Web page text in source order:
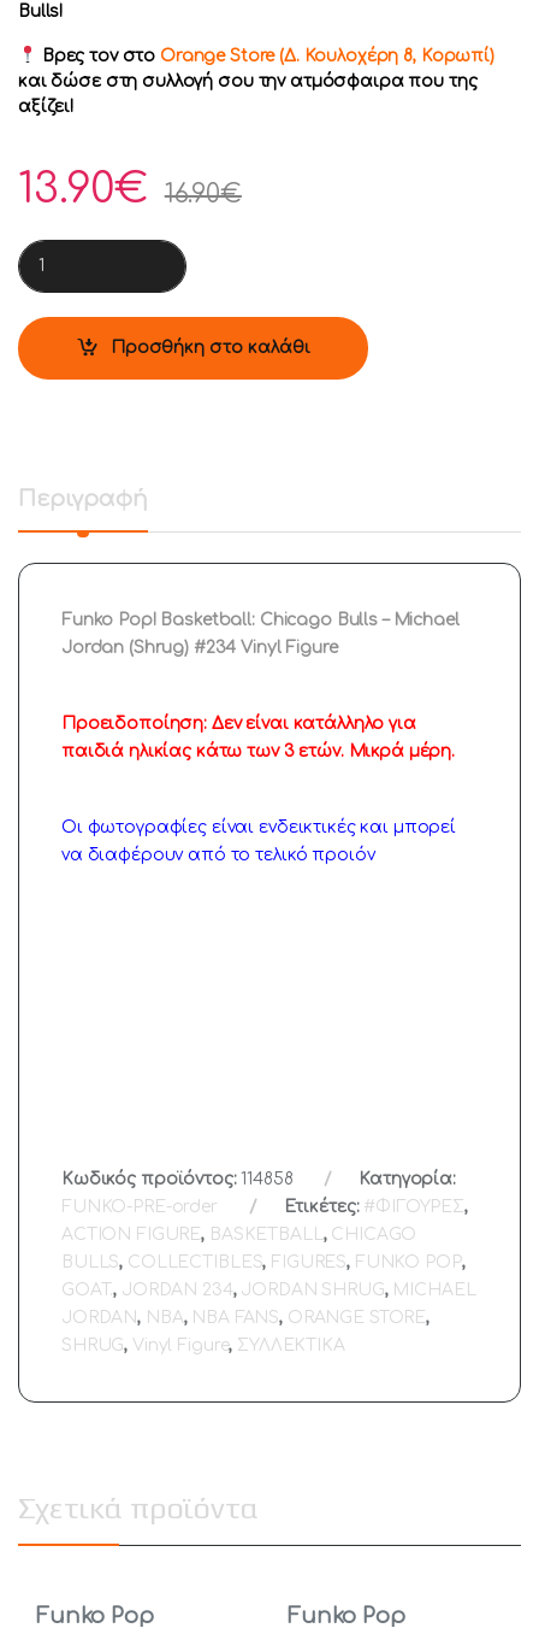
Bulls!
Βρες τον στο Orange Store (Δ. Κουλοχέρη 8, Κορωπί)
και δώσε στη συλλογή σου την ατμόσφαιρα που της
αξίζει!
13.90€ 16.90€
Funko Pop! Basketball: Chicago Bulls - Michael Jordan
Προσθήκη στο καλάθι
Περιγραφή
Funko Pop! Basketball: Chicago Bulls – Michael
Jordan (Shrug) #234 Vinyl Figure
Προειδοποίηση: Δεν είναι κατάλληλο για
παιδιά ηλικίας κάτω των 3 ετών. Μικρά μέρη.
Οι φωτογραφίες είναι ενδεικτικές και μπορεί
να διαφέρουν από το τελικό προιόν
Κωδικός προϊόντος:114858
Κατηγορία:
FUNKO-PRE-order
Ετικέτες: #ΦΙΓΟΥΡΕΣ,
ACTION FIGURE, BASKETBALL , CHICAGO
BULLS, COLLECTIBLES, FIGURES, FUNKO POP,
GOAT., JORDAN 234, JORDAN SHRUG, MICHAEL
JORDAN, NBA, NBA FANS, ORANGE STORE,
SHRUG,Vinyl Figure, ΣΥΛΛΕΚΤΙΚΑ
Σχετικά προϊόντα
Funko Pop Funko Pop